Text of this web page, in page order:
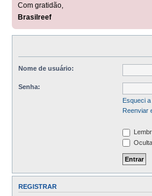
Com gratidão,
Brasilreef
Nome de usuário:
Senha:
Esqueci
Reenviar
REGISTRAR